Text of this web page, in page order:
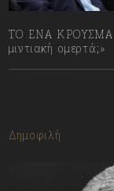
ΤΟ ΕΝΑ ΚΡΟΥΣΜΑ
μιντιακή ομερτά;»
Δημοφιλή